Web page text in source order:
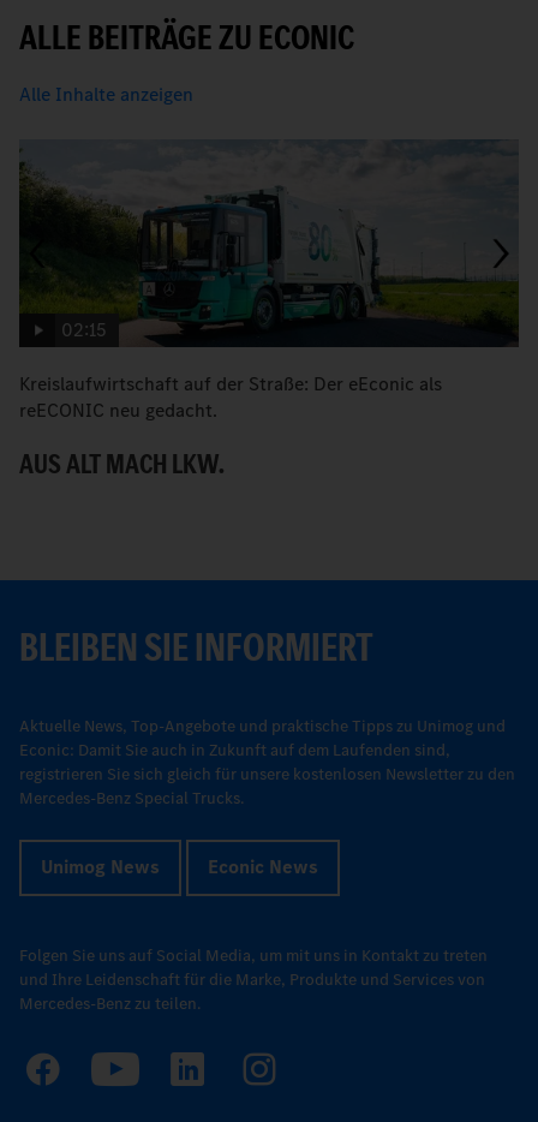
ALLE BEITRÄGE ZU ECONIC
Alle Inhalte anzeigen
02:15
Kreislaufwirtschaft auf der Straße: Der eEconic als
reECONIC neu gedacht.
AUS ALT MACH LKW.
BLEIBEN SIE INFORMIERT
Aktuelle News, Top-Angebote und praktische Tipps zu Unimog und
Econic: Damit Sie auch in Zukunft auf dem Laufenden sind,
registrieren Sie sich gleich für unsere kostenlosen Newsletter zu den
Mercedes-Benz Special Trucks.
Unimog News Econic News
Folgen Sie uns auf Social Media, um mit uns in Kontakt zu treten
und Ihre Leidenschaft für die Marke, Produkte und Services von
Mercedes-Benz zu teilen.